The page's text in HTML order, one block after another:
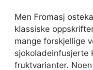
Men Fromasj
klassiske
mange forskjellige
sjokoladeinfusjerte
fruktvarianter.